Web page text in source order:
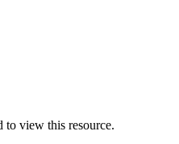
to view this resource.